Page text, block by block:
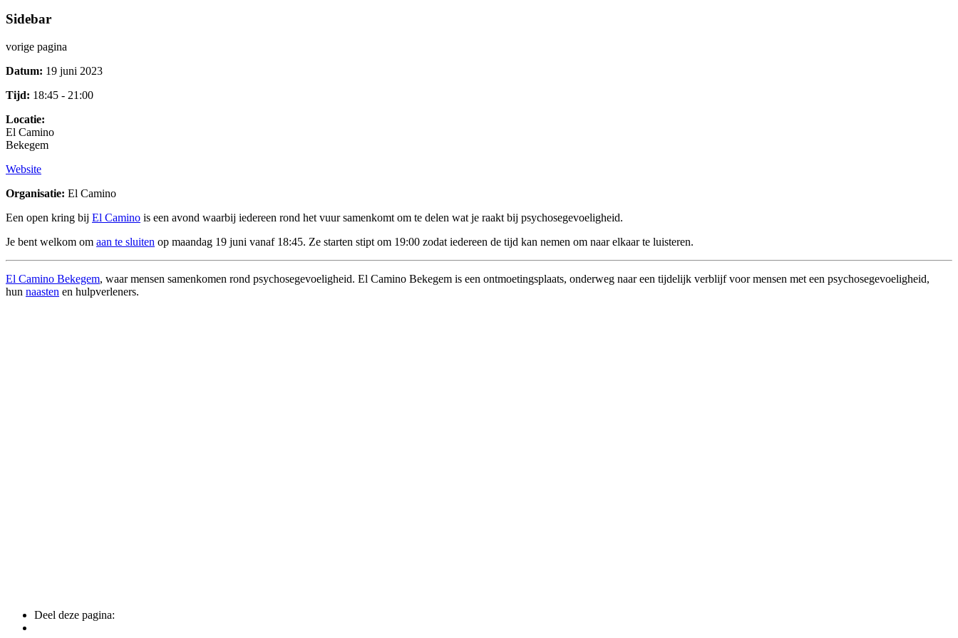
Sidebar
vorige pagina
Datum: 19 juni 2023
Tijd: 18:45 - 21:00
Locatie:
El Camino
Bekegem
Website
Organisatie: El Camino
Een open kring bij El Camino is een avond waarbij iedereen rond het vuur samenkomt om te delen wat je raakt bij psychosegevoeligheid.
Je bent welkom om aan te sluiten op maandag 19 juni vanaf 18:45. Ze starten stipt om 19:00 zodat iedereen de tijd kan nemen om naar elkaar te luisteren.
El Camino Bekegem, waar mensen samenkomen rond psychosegevoeligheid. El Camino Bekegem is een ontmoetingsplaats, onderweg naar een tijdelijk verblijf voor mensen met een psychosegevoeligheid,
hun naasten en hulpverleners.
Deel deze pagina: